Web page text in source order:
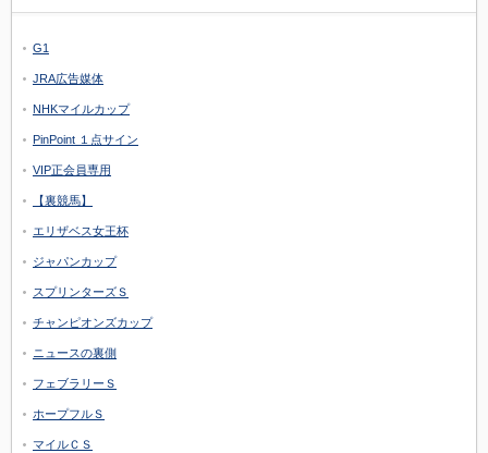
G1
JRA広告媒体
NHKマイルカップ
PinPoint １点サイン
VIP正会員専用
【裏競馬】
エリザベス女王杯
ジャパンカップ
スプリンターズＳ
チャンピオンズカップ
ニュースの裏側
フェブラリーＳ
ホープフルＳ
マイルＣＳ